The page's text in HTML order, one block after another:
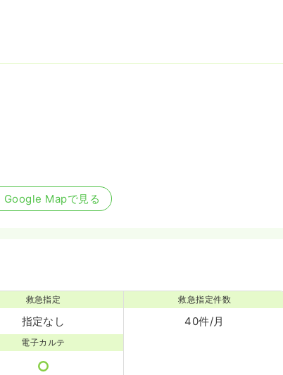
Google Mapで見る
救急指定
指定なし
救急指定件数
40件/月
電子カルテ